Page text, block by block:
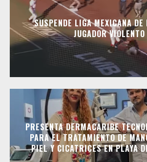
SUSPENDE LIGA MEXICANA
JUGADOR VIOLENTO
PRESENTA DERMACARIBE
PARA EL TRATAMIENTO DE
PIEL Y CICATRICES EN PLAYA